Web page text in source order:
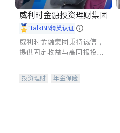
威利时金融投资理财集团
iTalkBB精英认证
威利时金融集团秉持诚信，
提供固定收益与高回报投资
合，助力客户实现目标
投资理财
年金保险